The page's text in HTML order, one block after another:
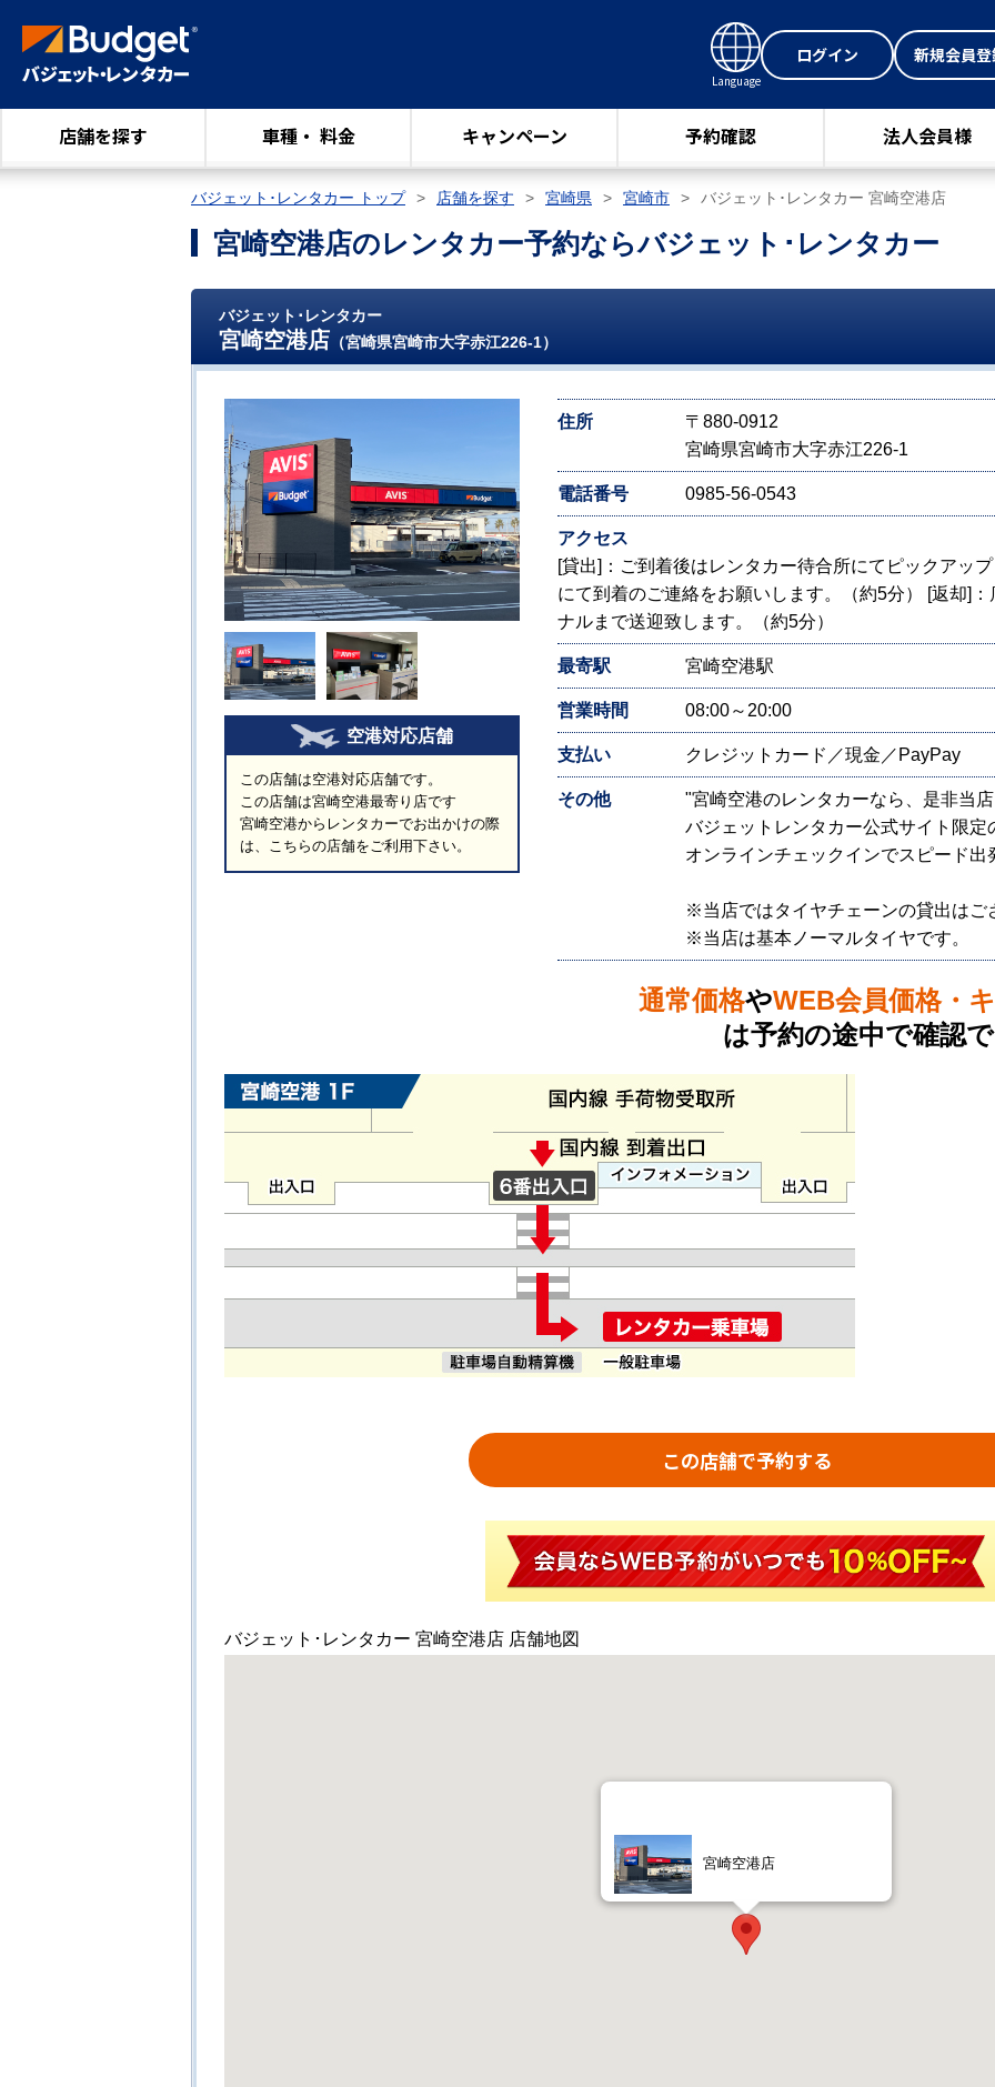
Language
ログイン 新規会員
店舗を探す 車種・ 料金 キャンペーン 予約確認 法人会員様
バジェット･レンタカー トップ 店舗を探す 宮崎県 宮崎市 バジェット･レンタカー 宮崎空港店
宮崎空港店のレンタカー予約ならバジェット･レンタカー
バジェット･レンタカー
宮崎空港店 （宮崎県宮崎市大字赤江226-1）
空港対応店舗
この店舗は空港対応店舗です。
この店舗は宮崎空港最寄り店です
宮崎空港からレンタカーでお出かけの際
は、こちらの店舗をご利用下さい。
住所
〒880-0912
宮崎県宮崎市大字赤江226-1
電話番号 0985-56-0543
アクセス
[貸出]：ご到着後はレンタカー待合所にてピックアッ
にて到着のご連絡をお願いします。（約5分） [返却]
ナルまで送迎致します。（約5分）
最寄駅 宮崎空港駅
営業時間 08:00～20:00
支払い クレジットカード／現金／PayPay
その他
"宮崎空港のレンタカーなら、是非当
バジェットレンタカー公式サイト限
オンラインチェックインでスピード出
※当店ではタイヤチェーンの貸出はご
※当店は基本ノーマルタイヤです。
通常価格やWEB会員価格・
は予約の途中で確認
この店舗で予約する
バジェット･レンタカー 宮崎空港店 店舗地図
宮崎空港店